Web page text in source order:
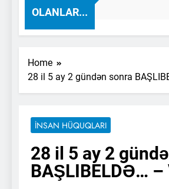
OLANLAR...
Home
28 il 5 ay 2 gündən sonra
İNSAN HÜQUQLARI
28 il 5 ay 2
BAŞLIBELDƏ… –